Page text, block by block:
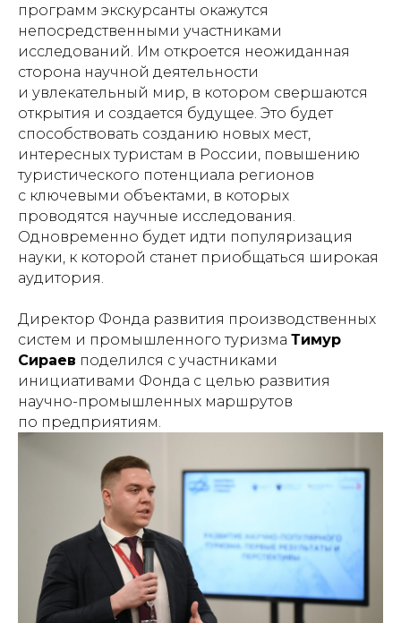
программ экскурсанты окажутся
непосредственными участниками
исследований. Им откроется неожиданная
сторона научной деятельности
и увлекательный мир, в котором свершаются
открытия и создается будущее. Это будет
способствовать созданию новых мест,
интересных туристам в России, повышению
туристического потенциала регионов
с ключевыми объектами, в которых
проводятся научные исследования.
Одновременно будет идти популяризация
науки, к которой станет приобщаться широкая
аудитория.
Директор Фонда развития производственных
систем и промышленного туризма Тимур
Сираев поделился с участниками
инициативами Фонда с целью развития
научно-промышленных маршрутов
по предприятиям.